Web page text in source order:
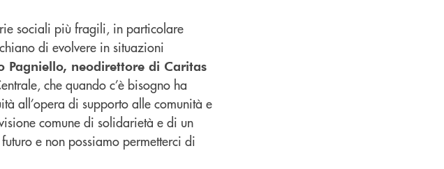
sociali più fragili, in particolare
di evolvere in situazioni
Pagniello, neodirettore di Caritas
che quando c’è bisogno ha
all’opera di supporto alle comunità e
comune di solidarietà e di un
e non possiamo permetterci di